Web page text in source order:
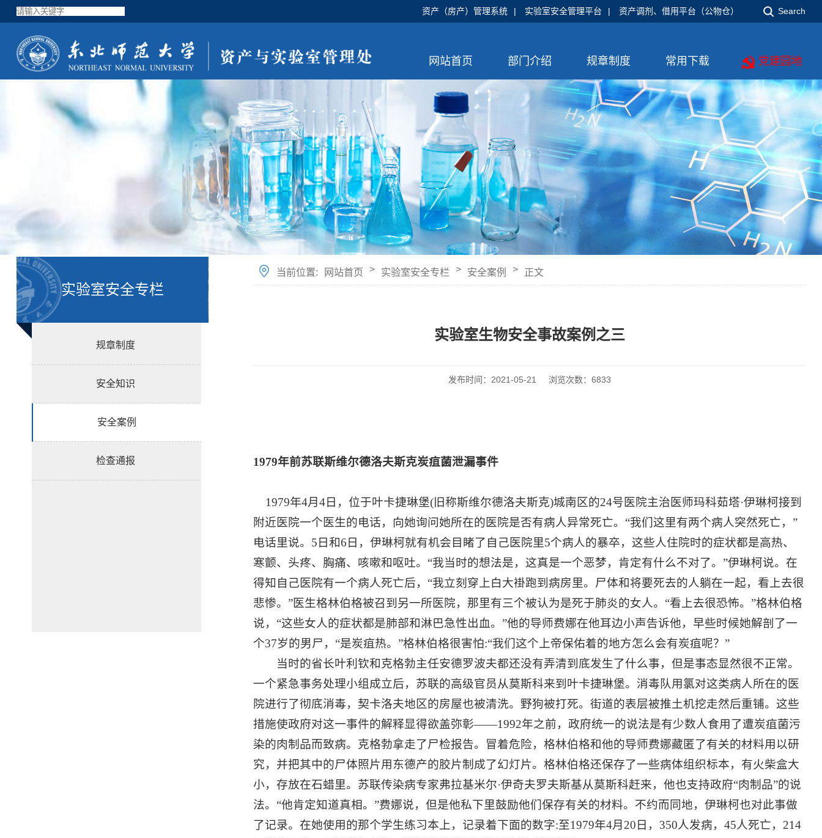
Search
资产（房产）管理系统 | 实验室安全管理平台 | 资产调剂、借用平台（公物仓）
网站首页 部门介绍 规章制度 常用下载 党建园地
实验室安全专栏
规章制度
安全知识
安全案例
检查通报
当前位置: 网站首页 > 实验室安全专栏 > 安全案例 > 正文
实验室生物安全事故案例之三
发布时间：2021-05-21 浏览次数： 6833
1979年前苏联斯维尔德洛夫斯克炭疽菌泄漏事件
1979年4月4日，位于叶卡捷琳堡(旧称斯维尔德洛夫斯克)城南区的24号医院主治医师玛科茹塔·伊琳柯接到
附近医院一个医生的电话，向她询问她所在的医院是否有病人异常死亡。“我们这里有两个病人突然死亡，”
电话里说。5日和6日，伊琳柯就有机会目睹了自己医院里5个病人的暴卒，这些人住院时的症状都是高热、
寒颤、头疼、胸痛、咳嗽和呕吐。“我当时的想法是，这真是一个恶梦，肯定有什么不对了。”伊琳柯说。在
得知自己医院有一个病人死亡后，“我立刻穿上白大褂跑到病房里。尸体和将要死去的人躺在一起，看上去很
悲惨。”医生格林伯格被召到另一所医院，那里有三个被认为是死于肺炎的女人。“看上去很恐怖。”格林伯格
说，“这些女人的症状都是肺部和淋巴急性出血。”他的导师费娜在他耳边小声告诉他，早些时候她解剖了一
个37岁的男尸，“是炭疽热。”格林伯格很害怕:“我们这个上帝保佑着的地方怎么会有炭疽呢？”
当时的省长叶利钦和克格勃主任安德罗波夫都还没有弄清到底发生了什么事，但是事态显然很不正常。
一个紧急事务处理小组成立后，苏联的高级官员从莫斯科来到叶卡捷琳堡。消毒队用氯对这类病人所在的医
院进行了彻底消毒，契卡洛夫地区的房屋也被清洗。野狗被打死。街道的表层被推土机挖走然后重铺。这些
措施使政府对这一事件的解释显得欲盖弥彰——1992年之前，政府统一的说法是有少数人食用了遭炭疽菌污
染的肉制品而致病。克格勃拿走了尸检报告。冒着危险，格林伯格和他的导师费娜藏匿了有关的材料用以研
究，并把其中的尸体照片用东德产的胶片制成了幻灯片。格林伯格还保存了一些病体组织标本，有火柴盒大
小，存放在石蜡里。苏联传染病专家弗拉基米尔·伊奇夫罗夫斯基从莫斯科赶来，他也支持政府“肉制品”的说
法。“他肯定知道真相。”费娜说，但是他私下里鼓励他们保存有关的材料。不约而同地，伊琳柯也对此事做
了记录。在她使用的那个学生练习本上，记录着下面的数字:至1979年4月20日，350人发病，45人死亡，214